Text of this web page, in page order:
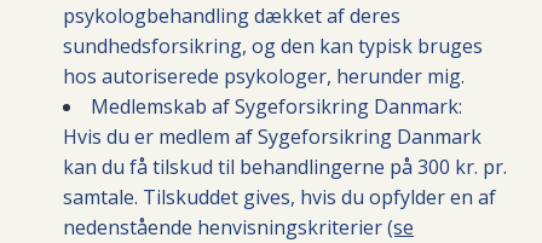
psykologbehandling dækket af deres
sundhedsforsikring, og den kan typisk bruges
hos autoriserede psykologer, herunder mig.
Medlemskab af Sygeforsikring Danmark:
Hvis du er medlem af Sygeforsikring Danmark
kan du få tilskud til behandlingerne på 300 kr. pr.
samtale. Tilskuddet gives, hvis du opfylder en af
nedenstående henvisningskriterier(se